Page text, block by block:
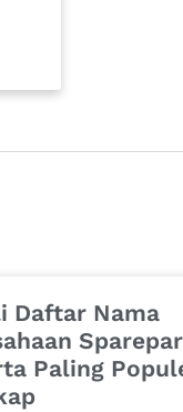
Daftar Nama
Paling